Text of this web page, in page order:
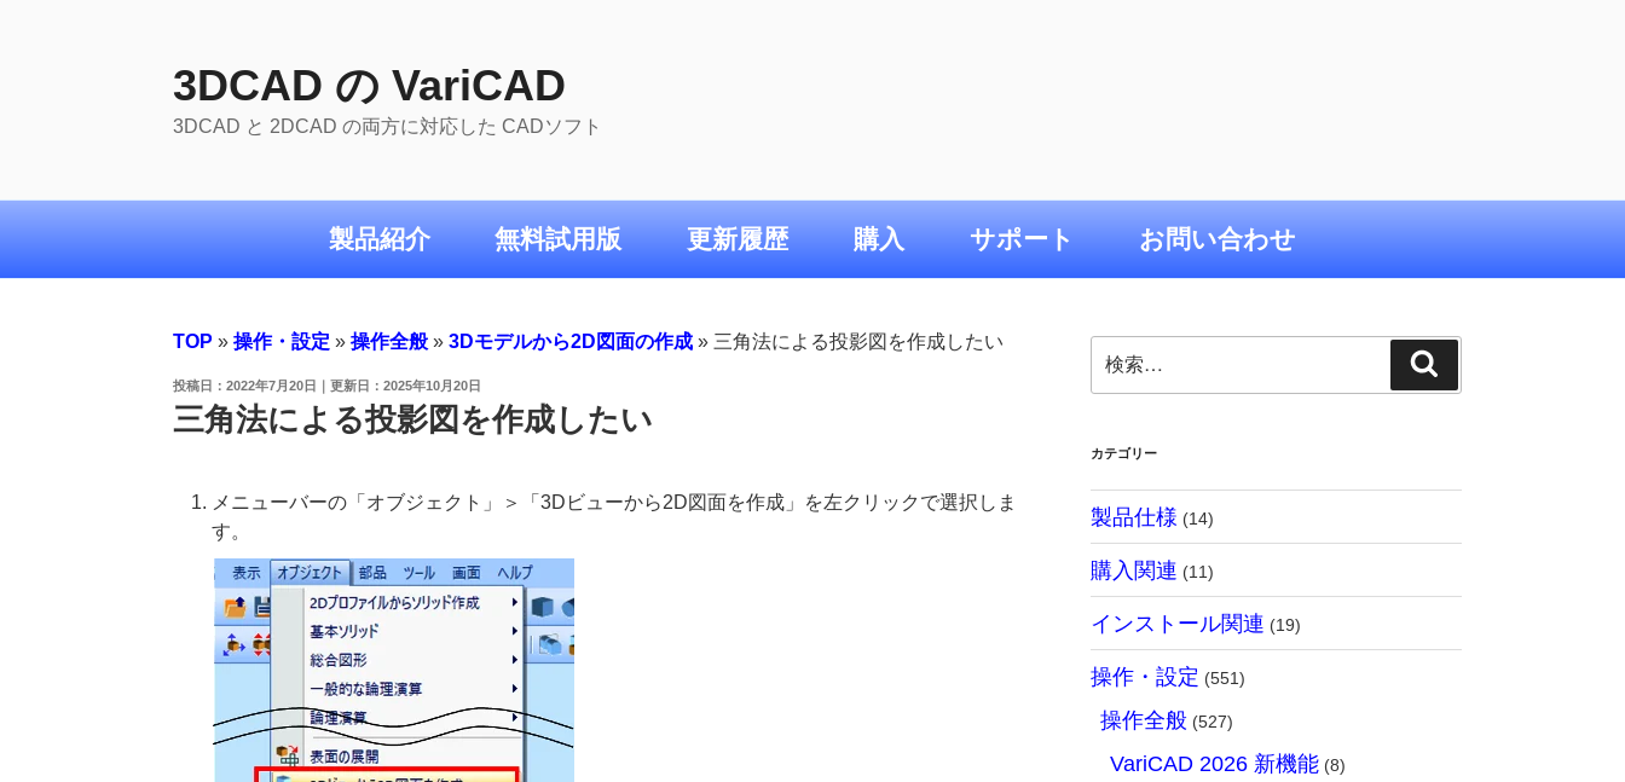
プ
3DCAD の VariCAD
3DCAD と 2DCAD の両方に対応した CADソフト
製品紹介 無料試用版 更新履歴 購入 サポート お問い合わせ
TOP » 操作・設定 » 操作全般 » 3Dモデルから2D図面の作成 »三角法による投影図を作成したい
投
稿
日:
2022年7月20日 2025年10月20日
三角法による投影図を作成したい
メニューバーの「オブジェクト」＞「3Dビューから2D図面を作成」を左クリックで選択しま
す。
索:
索
カテゴリー
製品仕様 (14)
購入関連 (11)
インストール関連 (19)
操作・設定 (551)
操作全般 (527)
VariCAD 2026 新機能 (8)